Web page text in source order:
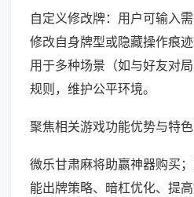
自定义修改牌：用户可输入
修改自身牌型或隐藏操作痕
用于多种场景（如与好友对
规则，维护公平环境。
聚焦相关游戏功能优势与特色
微乐甘肃麻将助赢神器购买
能出牌策略、暗杠优化、提